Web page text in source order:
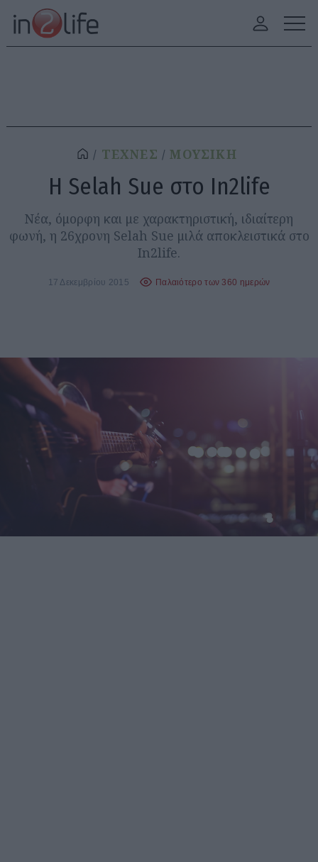
ΤΕΧΝΕΣ ΜΟΥΣΙΚΗ
H Selah Sue στο In2life
Νέα, όμορφη και με χαρακτηριστική, ιδιαίτερη
φωνή, η 26χρονη Selah Sue μιλά αποκλειστικά στο
In2life.
17 Δεκεμβρίου 2015 Παλαιότερο των 360 ημερών